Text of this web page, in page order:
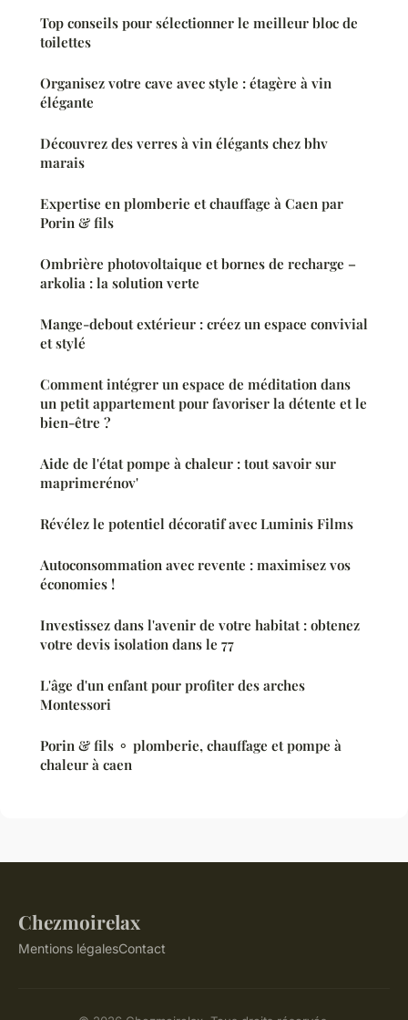
Top conseils pour sélectionner le meilleur bloc de
toilettes
Organisez votre cave avec style : étagère à vin
élégante
Découvrez des verres à vin élégants chez bhv
marais
Expertise en plomberie et chauffage à Caen par
Porin & fils
Ombrière photovoltaique et bornes de recharge –
arkolia : la solution verte
Mange-debout extérieur : créez un espace convivial
et stylé
Comment intégrer un espace de méditation dans
un petit appartement pour favoriser la détente et le
bien-être ?
Aide de l'état pompe à chaleur : tout savoir sur
maprimerénov'
Révélez le potentiel décoratif avec Luminis Films
Autoconsommation avec revente : maximisez vos
économies !
Investissez dans l'avenir de votre habitat : obtenez
votre devis isolation dans le 77
L'âge d'un enfant pour profiter des arches
Montessori
Porin & fils ⚬ plomberie, chauffage et pompe à
chaleur à caen
Chezmoirelax
Mentions légalesContact